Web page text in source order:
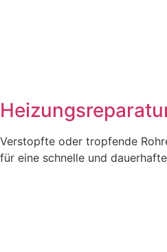
Verstopfte oder tropfende
für eine schnelle und